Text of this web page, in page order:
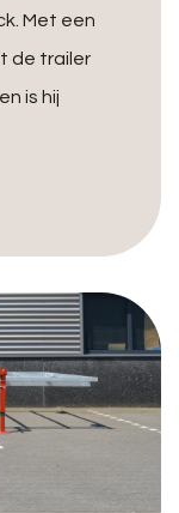
Met een
de trailer
is hij